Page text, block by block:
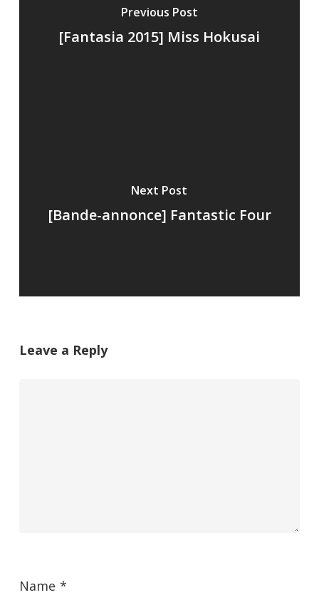
Previous Post
[Fantasia 2015] Miss Hokusai
Next Post
[Bande-annonce] Fantastic Four
Leave a Reply
Name *